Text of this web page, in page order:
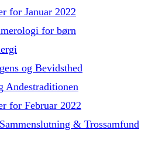
for Januar 2022
for børn
og Bevidsthed
Andestraditionen
for Februar 2022
& Trossamfund